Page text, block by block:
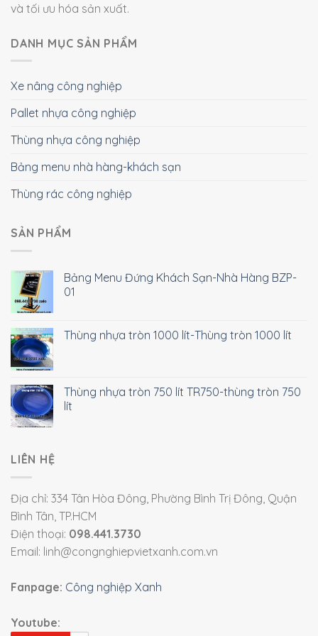
và tối ưu hóa sản xuất.
DANH MỤC SẢN PHẨM
Xe nâng công nghiệp
Pallet nhựa công nghiệp
Thùng nhựa công nghiệp
Bảng menu nhà hàng-khách sạn
Thùng rác công nghiệp
SẢN PHẨM
Bảng Menu Đứng Khách Sạn-Nhà Hàng BZP-
01
Thùng nhựa tròn 1000 lít-Thùng tròn 1000 lít
Thùng nhựa tròn 750 lít TR750-thùng tròn 750
lít
LIÊN HỆ
Địa chỉ: 334 Tân Hòa Đông, Phường Bình Trị Đông, Quận
Bình Tân, TP.HCM
Điện thoại: 098.441.3730
Email: linh@congnghiepvietxanh.com.vn
Fanpage: Công nghiệp Xanh
Youtube: